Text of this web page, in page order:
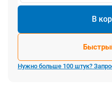
В
Нужно больше 100 штук?